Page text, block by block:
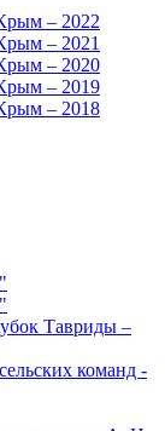
– 2022
– 2021
– 2020
– 2019
– 2018
Тавриды –
команд -